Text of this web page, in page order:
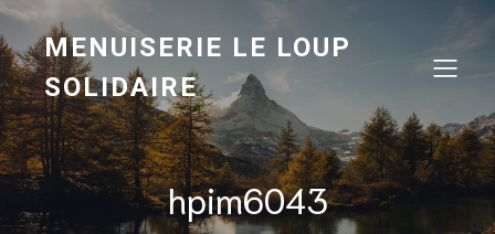
MENUISERIE LE LOUP
SOLIDAIRE
hpim6043